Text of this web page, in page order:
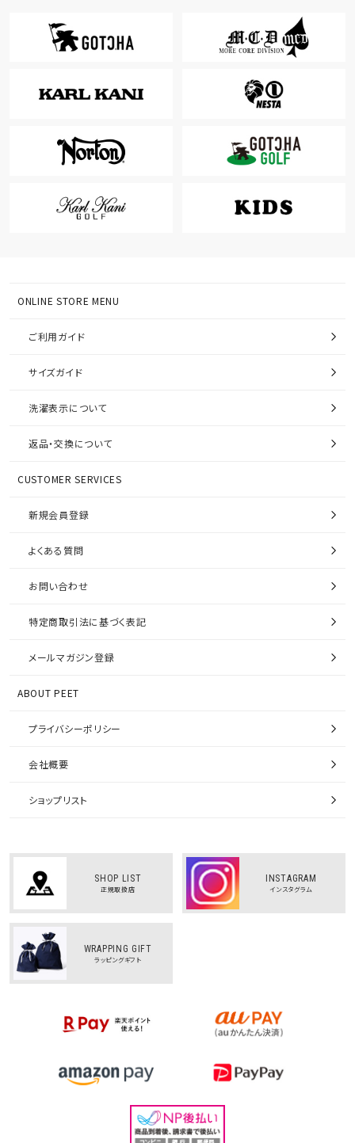
ONLINE STORE MENU
ご利用ガイド
サイズガイド
洗濯表示について
返品・交換について
CUSTOMER SERVICES
新規会員登録
よくある質問
お問い合わせ
特定商取引法に基づく表記
メールマガジン登録
ABOUT PEET
プライバシーポリシー
会社概要
ショップリスト
SHOP LIST
正規取扱店
INSTAGRAM
インスタグラム
WRAPPING GIFT
ラッピングギフト